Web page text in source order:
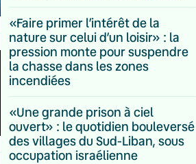
«Faire primer l’intérêt de la
nature sur celui d’un loisir» : la
pression monte pour suspendre
la chasse dans les zones
incendiées
«Une grande prison à ciel
ouvert» : le quotidien bouleversé
des villages du Sud-Liban, sous
occupation israélienne